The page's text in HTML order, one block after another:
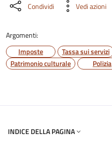
Condividi Vedi azioni
Argomenti:
Imposte
Tassa sui servizi
Patrimonio culturale
Polizia
INDICE DELLA PAGINA